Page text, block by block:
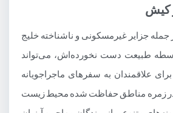
جمله جزایر غیرمسکونی و ناشناخته خلیج
طبیعت دست نخورده‌اش، می‌تواند
علاقمندان به سفرهای ماجراجویانه
در زمره مناطق حفاظت شده محیط‌ زیست